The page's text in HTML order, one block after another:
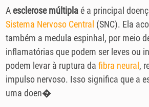
A esclerose múltipla é a principal
Sistema Nervoso Central (SNC). Ela
também a medula espinhal, por meio
inflamatórias que podem ser leves ou
podem levar à ruptura da fibra neural ,
impulso nervoso. Isso significa que a
uma doen�